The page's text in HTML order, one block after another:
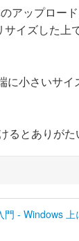
アップロー
イズした上
に小さいサ
とありがた
門 - Windows